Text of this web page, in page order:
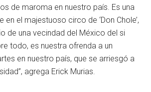
de maroma en nuestro país. Es una
en el majestuoso circo de ‘Don Chole’,
de una vecindad del México del si
todo, es nuestra ofrenda a un
en nuestro país, que se arriesgó a
agrega Erick Murias.